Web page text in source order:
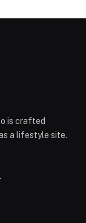
is crafted
a lifestyle site.